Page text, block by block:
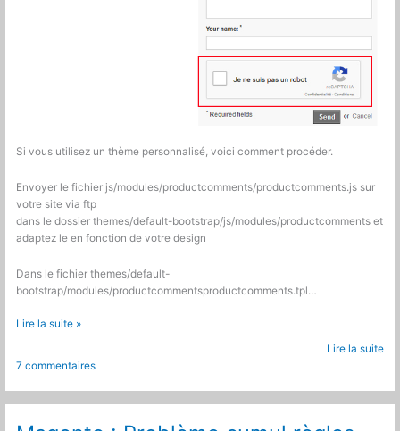
Si vous utilisez un thème personnalisé, voici comment procéder.
Envoyer le fichier js/modules/productcomments/productcomments.js sur
votre site via ftp
dans le dossier themes/default-bootstrap/js/modules/productcomments et
adaptez le en fonction de votre design
Dans le fichier themes/default-
bootstrap/modules/productcommentsproductcomments.tpl…
Prestashop
en
place
un
captcha
Lire la suite »
Lire la suite
7 commentaires